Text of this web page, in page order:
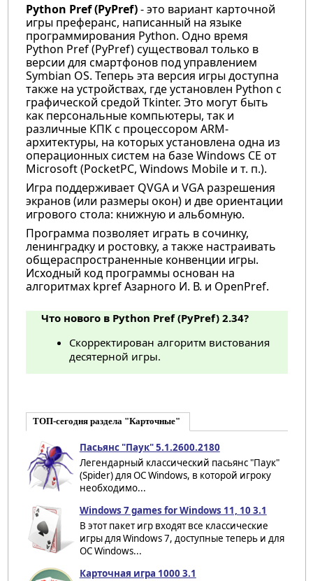
Python Pref (PyPref)- это вариант карточной
игры преферанс, написанный на языке
программирования Python. Одно время
Python Pref (PyPref) существовал только в
версии для смартфонов под управлением
Symbian OS. Теперь эта версия игры доступна
также на устройствах, где установлен Python с
графической средой Tkinter. Это могут быть
как персональные компьютеры, так и
различные КПК c процессором ARM-
архитектуры, на которых установлена одна из
операционных систем на базе Windows CE от
Microsoft (PocketPC, Windows Mobile и т. п.).
Игра поддерживает QVGA и VGA разрешения
экранов (или размеры окон) и две ориентации
игрового стола: книжную и альбомную.
Программа позволяет играть в сочинку,
ленинградку и ростовку, а также настраивать
общераспространенные конвенции игры.
Исходный код программы основан на
алгоритмах kpref Азарного И. В. и OpenPref.
Что нового в Python Pref (PyPref) 2.34?
Скорректирован алгоритм вистования
десятерной игры.
ТОП-сегодня раздела "Карточные"
Пасьянс "Паук" 5.1.2600.2180
Легендарный классический пасьянс "Паук"
(Spider) для ОС Windows, в которой игроку
необходимо...
Windows 7 games for Windows 11, 10 3.1
В этот пакет игр входят все классические
игры для Windows 7, доступные теперь и для
ОС Windows...
Карточная игра 1000 3.1